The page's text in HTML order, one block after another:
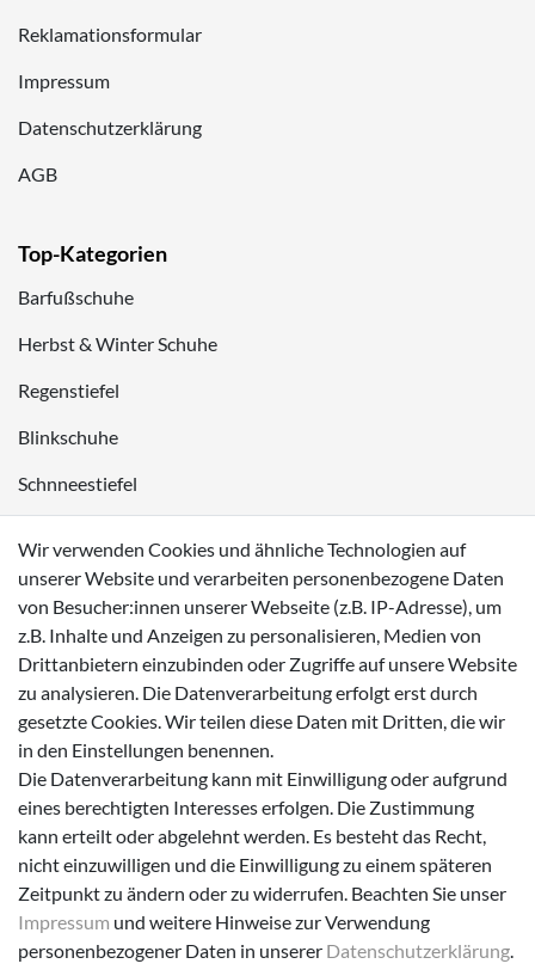
Reklamationsformular
Impressum
Datenschutzerklärung
AGB
Top-Kategorien
Barfußschuhe
Herbst & Winter Schuhe
Regenstiefel
Blinkschuhe
Schnneestiefel
Sneaker
Zahlungsmöglichkeiten
Versanddienstleister
Wir verwenden Cookies und ähnliche Technologien auf
unserer Website und verarbeiten personenbezogene Daten
von Besucher:innen unserer Webseite (z.B. IP-Adresse), um
z.B. Inhalte und Anzeigen zu personalisieren, Medien von
Drittanbietern einzubinden oder Zugriffe auf unsere Website
zu analysieren. Die Datenverarbeitung erfolgt erst durch
gesetzte Cookies. Wir teilen diese Daten mit Dritten, die wir
in den Einstellungen benennen.
Die Datenverarbeitung kann mit Einwilligung oder aufgrund
eines berechtigten Interesses erfolgen. Die Zustimmung
kann erteilt oder abgelehnt werden. Es besteht das Recht,
nicht einzuwilligen und die Einwilligung zu einem späteren
Zeitpunkt zu ändern oder zu widerrufen. Beachten Sie unser
Impressum und weitere Hinweise zur Verwendung
personenbezogener Daten in unserer Daten­schutz­erklärung.